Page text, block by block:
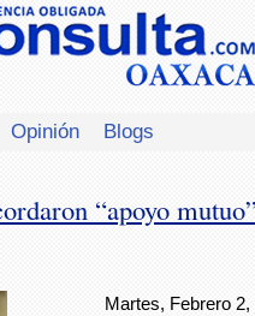
Opinión Blogs
“apoyo
Martes, Febrero 2,